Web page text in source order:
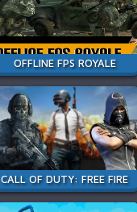
OFFLINE FPS ROYALE
CALL OF DUTY: FREE FIRE